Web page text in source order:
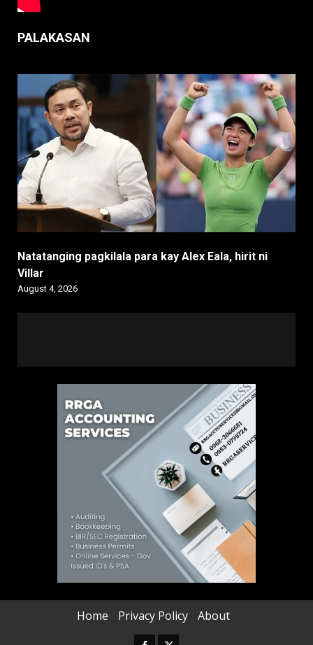
PALAKASAN
Natatanging pagkilala para kay Alex Eala, hirit ni
Villar
August 4, 2026
Home Privacy Policy About